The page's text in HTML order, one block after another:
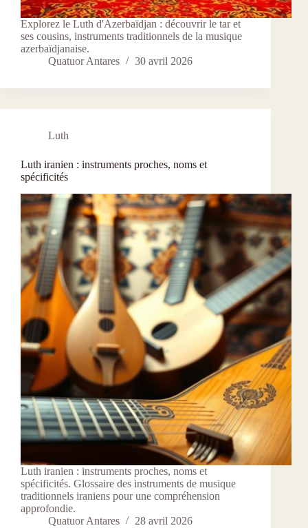
Explorez le Luth d'Azerbaïdjan : découvrir le tar et
ses cousins, instruments traditionnels de la musique
azerbaïdjanaise.
Quatuor Antares
30 avril 2026
Luth
Luth iranien : instruments proches, noms et
spécificités
Luth iranien : instruments proches, noms et
spécificités. Glossaire des instruments de musique
traditionnels iraniens pour une compréhension
approfondie.
Quatuor Antares
28 avril 2026